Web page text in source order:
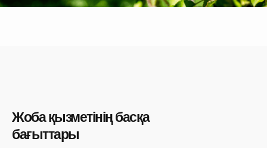
Жоба қызметінің басқа
бағыттары